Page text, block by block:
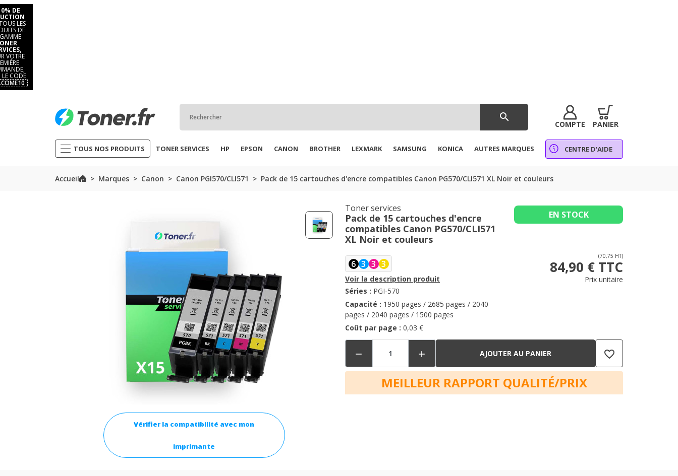
DE
LES
DE
VOTRE
LE CODE
search
COMPTE PANIER
TOUS NOS PRODUITS TONER SERVICES HP EPSON CANON BROTHER LEXMARK SAMSUNG KONICA AUTRES MARQUES CENTRE D'AIDE
Accueil Marques Canon Canon PGI570/CLI571 Pack de 15 cartouches d'encre compatibles Canon PG570/CLI571 XL Noir et couleurs
Vérifier la compatibilité avec mon
imprimante
Toner services
Pack de 15 cartouches d'encre
compatibles Canon PG570/CLI571
XL Noir et couleurs
EN STOCK
6 3 3 3
Voir la description produit
Séries : PGI-570
Capacité : 1950 pages / 2685 pages / 2040
pages / 2040 pages / 1500 pages
Coût par page : 0,03 €
(70,75 HT)
84,90 € TTC
Prix unitaire
  AJOUTER AU PANIER favorite_border
MEILLEUR RAPPORT QUALITÉ/PRIX